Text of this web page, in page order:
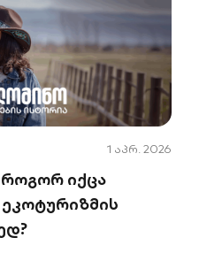
1 აპრ. 2026
იქცა